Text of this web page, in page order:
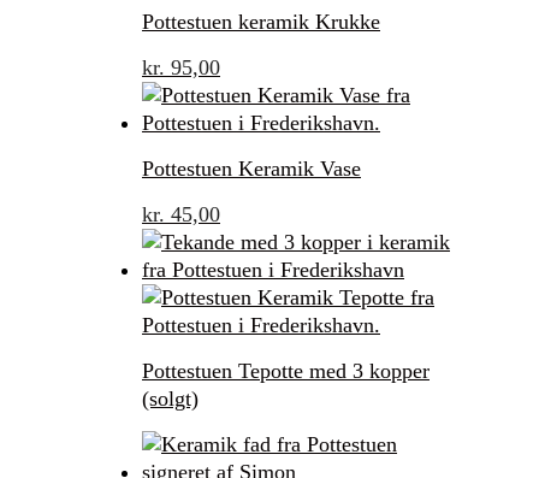
Pottestuen keramik Krukke
kr. 95,00
Pottestuen Keramik Vase
kr. 45,00
Pottestuen Tepotte med 3 kopper
(solgt)